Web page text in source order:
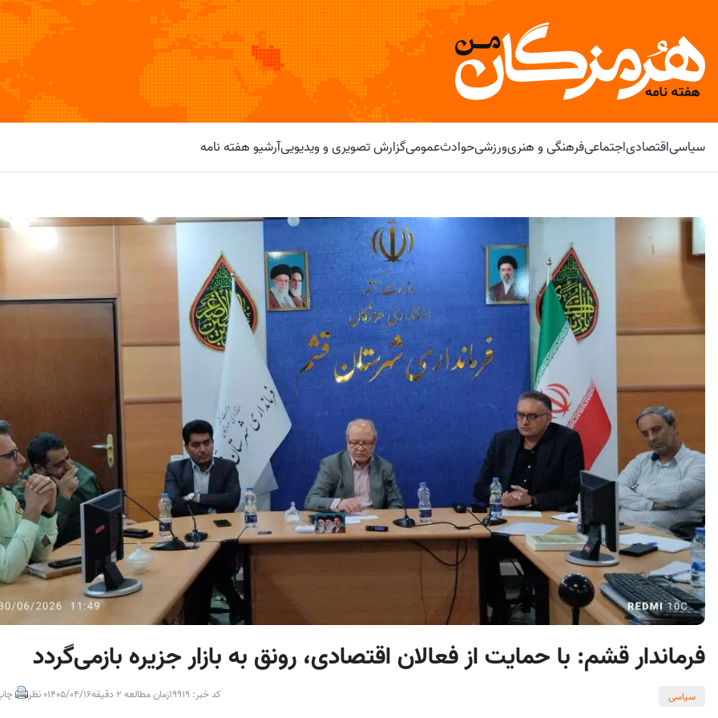
سیاسیاقتصادیاجتماعیفرهنگی و هنریورزشیحوادثعمومیگزارش تصویری و ویدیوییآرشیو هفته نامه
فرماندار قشم: با حمایت از فعالان اقتصادی، رونق به بازار جزیره بازمی‌گردد
سیاسی کد خبر: 19919 زمان مطالعه 2 دقیقه 1405/04/160 نظر